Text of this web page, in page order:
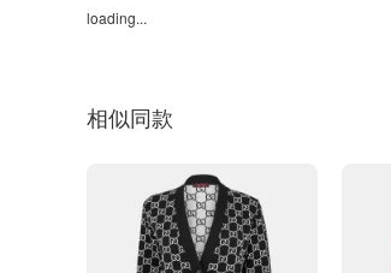
loading...
相似同款